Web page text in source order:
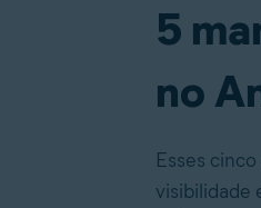
5
no
Esses
visibilidade